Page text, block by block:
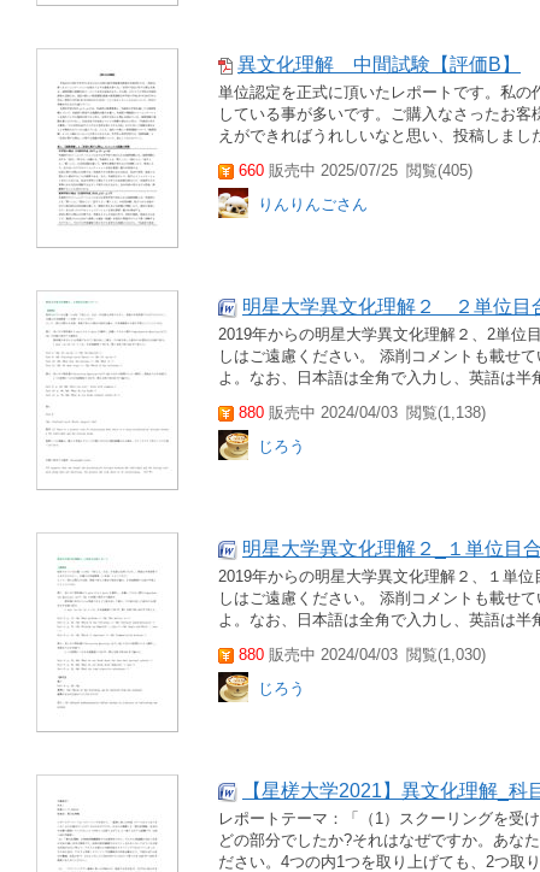
異文化理解 中間試験【評価B】
単位認定を正式に頂いたレポートです。私
している事が多いです。ご購入なさったお
えができればうれしいなと思い、投稿しまし
660 販売中 2025/07/25 閲覧(405)
りんりんごさん
明星大学異文化理解２＿２単位目
2019年からの明星大学異文化理解２、2単位
しはご遠慮ください。 添削コメントも載せ
よ。なお、日本語は全角で入力し、英語は
880 販売中 2024/04/03 閲覧(1,138)
じろう
明星大学異文化理解２_１単位目
2019年からの明星大学異文化理解２、１単
しはご遠慮ください。 添削コメントも載せ
よ。なお、日本語は全角で入力し、英語は
880 販売中 2024/04/03 閲覧(1,030)
じろう
【星槎大学2021】異文化理解_科
レポートテーマ：「（1）スクーリングを受
どの部分でしたか?それはなぜですか。あな
ださい。4つの内1つを取り上げても、2つ取